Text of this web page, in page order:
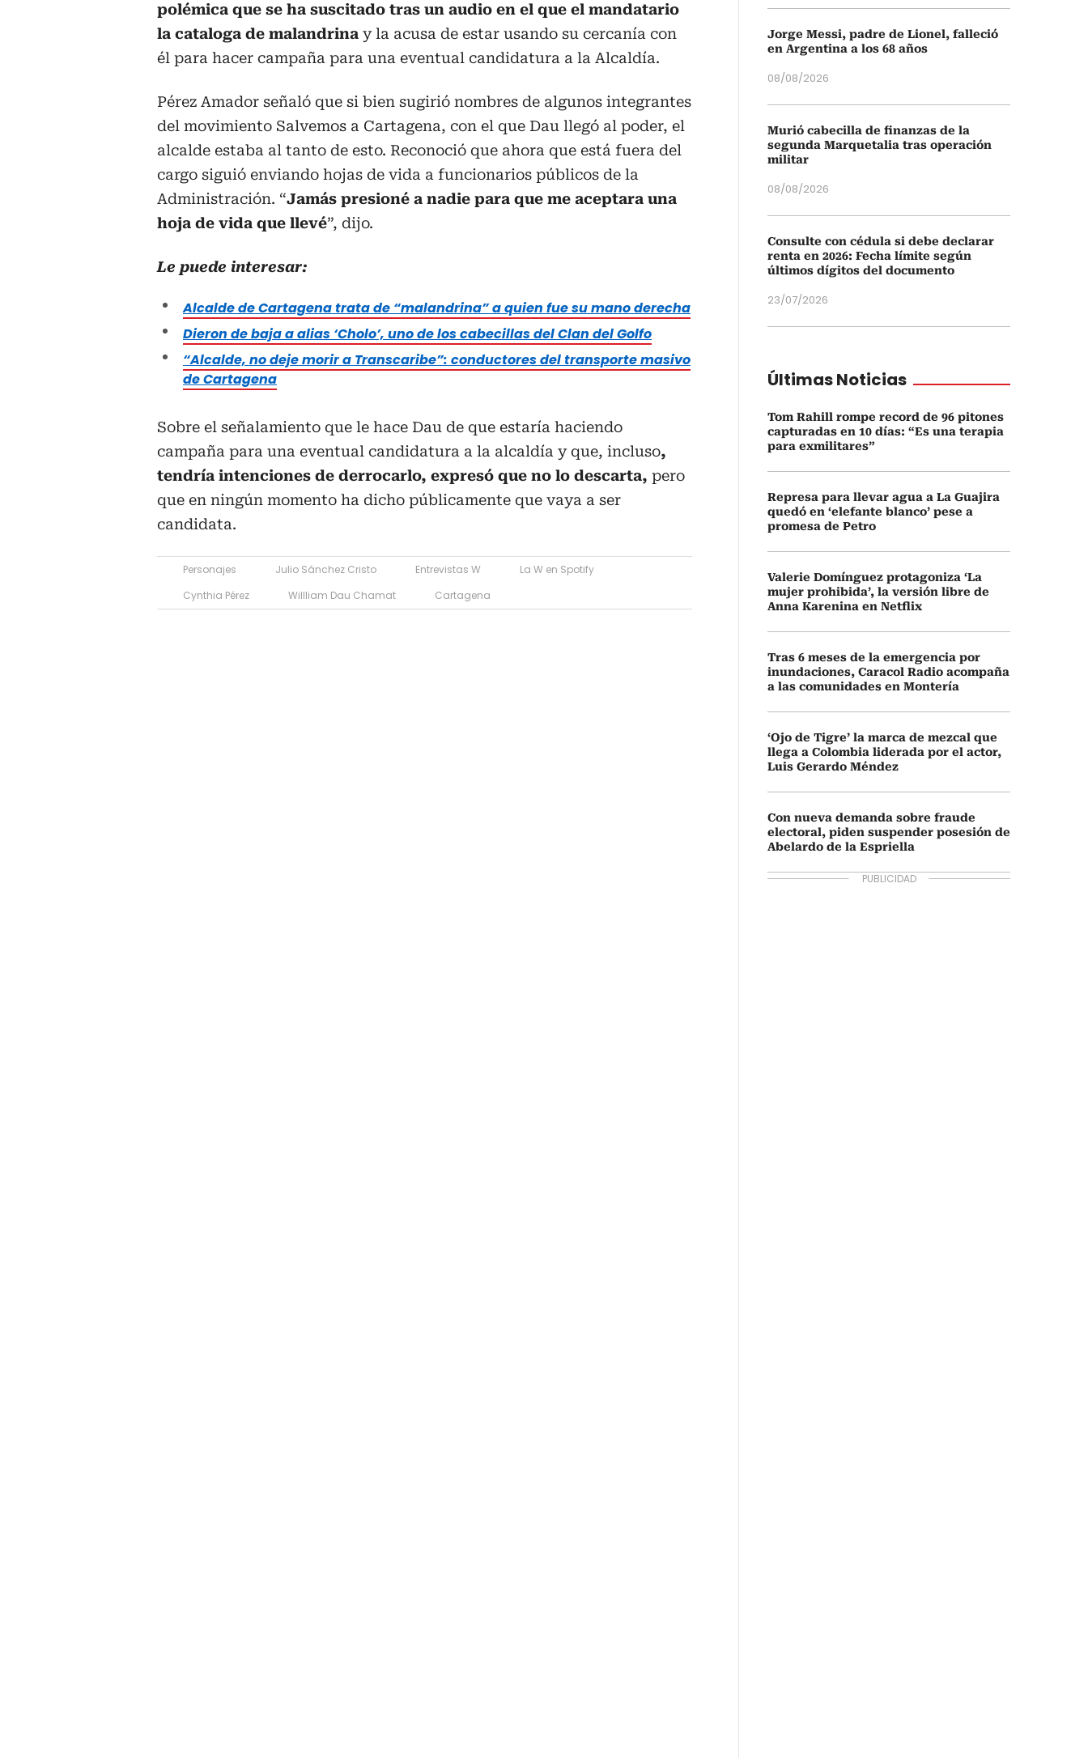
polémica que se ha suscitado tras un audio en el que el mandatario
la cataloga de malandrina y la acusa de estar usando su cercanía con
él para hacer campaña para una eventual candidatura a la Alcaldía.
Pérez Amador señaló que si bien sugirió nombres de algunos integrantes
del movimiento Salvemos a Cartagena, con el que Dau llegó al poder, el
alcalde estaba al tanto de esto. Reconoció que ahora que está fuera del
cargo siguió enviando hojas de vida a funcionarios públicos de la
Administración. “Jamás presioné a nadie para que me aceptara una
hoja de vida que llevé”, dijo.
Le puede interesar:
Alcalde de Cartagena trata de “malandrina” a quien fue su mano derecha
Dieron de baja a alias ‘Cholo’, uno de los cabecillas del Clan del Golfo
“Alcalde, no deje morir a Transcaribe”: conductores del transporte masivo
de Cartagena
Sobre el señalamiento que le hace Dau de que estaría haciendo
campaña para una eventual candidatura a la alcaldía y que, incluso,
tendría intenciones de derrocarlo, expresó que no lo descarta, pero
que en ningún momento ha dicho públicamente que vaya a ser
candidata.
Personajes Julio Sánchez Cristo Entrevistas W
La W en Spotify
Cynthia Pérez
Willliam Dau Chamat Cartagena
Jorge Messi, padre de Lionel, falleció
en Argentina a los 68 años
08/08/2026
Murió cabecilla de finanzas de la
segunda Marquetalia tras operación
militar
08/08/2026
Consulte con cédula si debe declarar
renta en 2026: Fecha límite según
últimos dígitos del documento
23/07/2026
Últimas Noticias
Tom Rahill rompe record de 96 pitones
capturadas en 10 días: “Es una terapia
para exmilitares”
Represa para llevar agua a La Guajira
quedó en ‘elefante blanco’ pese a
promesa de Petro
Valerie Domínguez protagoniza ‘La
mujer prohibida’, la versión libre de
Anna Karenina en Netflix
Tras 6 meses de la emergencia por
inundaciones, Caracol Radio acompaña
a las comunidades en Montería
‘Ojo de Tigre’ la marca de mezcal que
llega a Colombia liderada por el actor,
Luis Gerardo Méndez
Con nueva demanda sobre fraude
electoral, piden suspender posesión de
Abelardo de la Espriella